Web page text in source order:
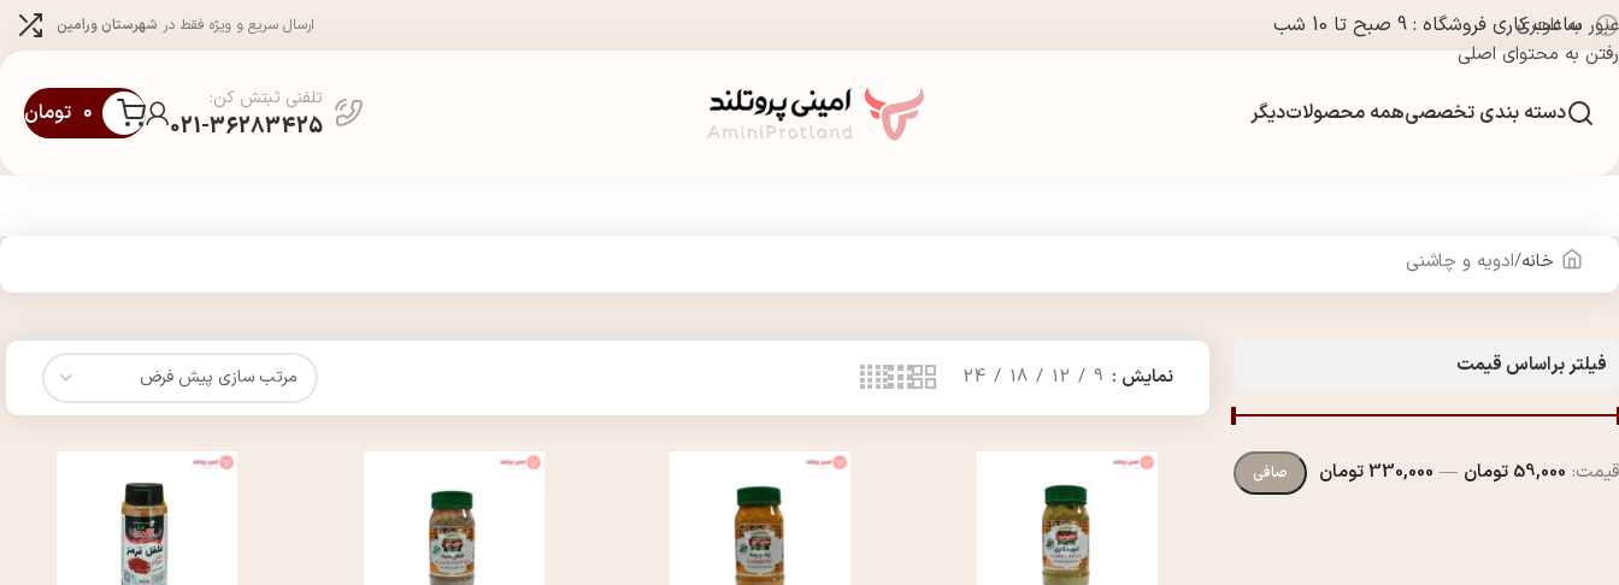
عبور به ناوبری
رفتن به محتوای اصلی
ساعت کاری فروشگاه : 9 صبح تا 10 شب ارسال سریع و ویژه فقط در شهرستان ورامین
دسته بندی تخصصیهمه محصولاتدیگر
تلفنی ثبتش کن:
021-36283425 ۰ تومان
خانه ادویه و چاشنی
فیلتر براساس قیمت
صافی قيمت: 59,000 تومان — 330,000 تومان
نمایش 9
12
18
24